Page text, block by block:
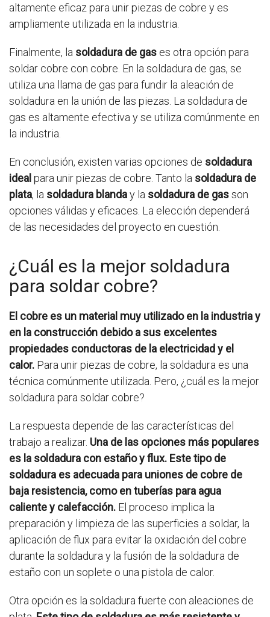
altamente eficaz para unir piezas de cobre y es
ampliamente utilizada en la industria.
Finalmente, la soldadura de gas es otra opción para
soldar cobre con cobre. En la soldadura de gas, se
utiliza una llama de gas para fundir la aleación de
soldadura en la unión de las piezas. La soldadura de
gas es altamente efectiva y se utiliza comúnmente en
la industria.
En conclusión, existen varias opciones de soldadura
ideal para unir piezas de cobre. Tanto la soldadura de
plata, la soldadura blanday la soldadura de gasson
opciones válidas y eficaces. La elección dependerá
de las necesidades del proyecto en cuestión.
¿Cuál es la mejor soldadura
para soldar cobre?
El cobre es un material muy utilizado en la industria y
en la construcción debido a sus excelentes
propiedades conductoras de la electricidad y el
calor. Para unir piezas de cobre, la soldadura es una
técnica comúnmente utilizada. Pero, ¿cuál es la mejor
soldadura para soldar cobre?
La respuesta depende de las características del
trabajo a realizar. Una de las opciones más populares
es la soldadura con estaño y flux. Este tipo de
soldadura es adecuada para uniones de cobre de
baja resistencia, como en tuberías para agua
caliente y calefacción. El proceso implica la
preparación y limpieza de las superficies a soldar, la
aplicación de flux para evitar la oxidación del cobre
durante la soldadura y la fusión de la soldadura de
estaño con un soplete o una pistola de calor.
Otra opción es la soldadura fuerte con aleaciones de